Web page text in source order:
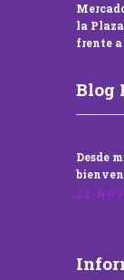
la
frente
Blog
Desde
22